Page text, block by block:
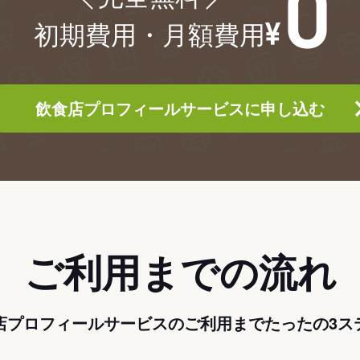
初期費用・月額費用
飲食店プロフィールサービスに申し込む
ご利用までの流れ
プロフィールサービスのご利用までたったの3ス